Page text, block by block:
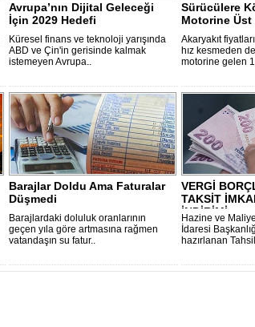
Avrupa’nın Dijital Geleceği
İçin 2029 Hedefi
Küresel finans ve teknoloji yarışında
ABD ve Çin'in gerisinde kalmak
istemeyen Avrupa..
Sürücülere
Motorine Üst
Akaryakıt
hız kesmeden
motorine gelen
Barajlar Doldu Ama Faturalar
Düşmedi
Barajlardaki doluluk oranlarının
geçen yıla göre artmasına rağmen
vatandaşın su fatur..
VERGİ
TAKSİT
İNDİRİMİ..
Hazine ve
İdaresi
hazırlanan